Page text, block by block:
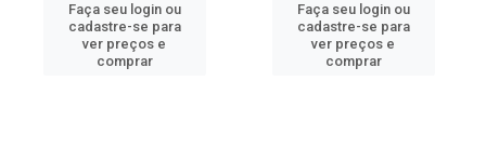
Faça seu login ou
cadastre-se para
ver preços e
comprar
Faça seu login ou
cadastre-se para
ver preços e
comprar